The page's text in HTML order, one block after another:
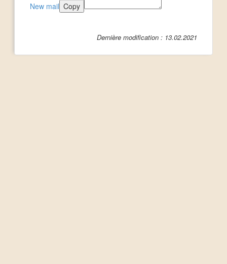
New mail Copy
Dernière modification : 13.02.2021